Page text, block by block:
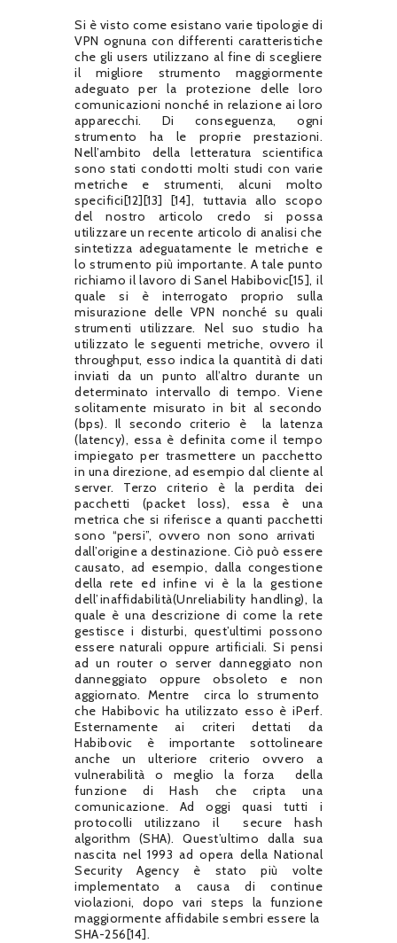
Si è visto come esistano varie tipologie di
VPN ognuna con differenti caratteristiche
che gli users utilizzano al fine di scegliere
il migliore strumento maggiormente
adeguato per la protezione delle loro
comunicazioni nonché in relazione ai loro
apparecchi. Di conseguenza, ogni
strumento ha le proprie prestazioni.
Nell’ambito della letteratura scientifica
sono stati condotti molti studi con varie
metriche e strumenti, alcuni molto
specifici[12][13] [14], tuttavia allo scopo
del nostro articolo credo si possa
utilizzare un recente articolo di analisi che
sintetizza adeguatamente le metriche e
lo strumento più importante. A tale punto
richiamo il lavoro di Sanel Habibovic[15], il
quale si è interrogato proprio sulla
misurazione delle VPN nonché su quali
strumenti utilizzare. Nel suo studio ha
utilizzato le seguenti metriche, ovvero il
throughput, esso indica la quantità di dati
inviati da un punto all’altro durante un
determinato intervallo di tempo. Viene
solitamente misurato in bit al secondo
(bps). Il secondo criterio è
la latenza
(latency), essa è definita come il tempo
impiegato per trasmettere un pacchetto
in una direzione, ad esempio dal cliente al
server. Terzo criterio è la perdita dei
pacchetti (packet loss), essa è una
metrica che si riferisce a quanti pacchetti
sono “persi”, ovvero non sono arrivati ​​
dall’origine a destinazione. Ciò può essere
causato, ad esempio, dalla congestione
della rete ed infine vi è la la gestione
dell’inaffidabilità(Unreliability handling), la
quale è una descrizione di come la rete
gestisce i disturbi, quest’ultimi possono
essere naturali oppure artificiali. Si pensi
ad un router o server danneggiato non
danneggiato oppure obsoleto e non
aggiornato. Mentre
circa lo strumento
che Habibovic ha utilizzato esso è iPerf.
Esternamente ai criteri dettati da
Habibovic è importante sottolineare
anche un ulteriore criterio ovvero a
vulnerabilità o meglio la forza
della
funzione di Hash che cripta una
comunicazione. Ad oggi quasi tutti i
protocolli utilizzano il
secure hash
algorithm (SHA). Quest’ultimo dalla sua
nascita nel 1993 ad opera della National
Security Agency è stato più volte
implementato a causa di continue
violazioni, dopo vari steps la funzione
maggiormente affidabile sembri essere la
SHA-256[14].